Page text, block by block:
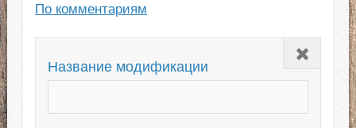
По комментариям
Закрыть
Название модификации